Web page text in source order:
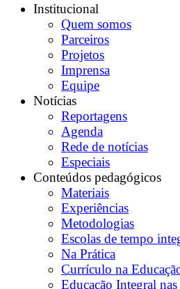
Institucional
Quem somos
Parceiros
Projetos
Imprensa
Equipe
Notícias
Reportagens
Agenda
Rede de notícias
Especiais
Conteúdos pedagógicos
Materiais
Experiências
Metodologias
Escolas de tempo
Na Prática
Currículo na
Educação Integral